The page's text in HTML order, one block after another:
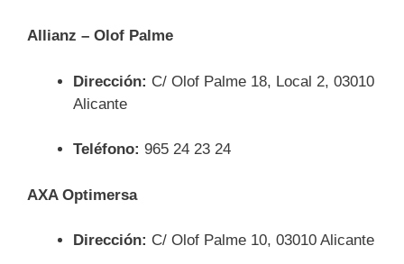
Allianz – Olof Palme
Dirección: C/ Olof Palme 18, Local 2, 03010
Alicante
Teléfono: 965 24 23 24
AXA Optimersa
Dirección: C/ Olof Palme 10, 03010 Alicante